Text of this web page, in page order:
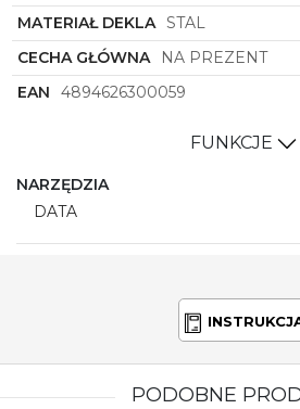
MATERIAŁ DEKLA STAL
CECHA GŁÓWNA
NA PREZENT
EAN
4894626300059
FUNKCJE
NARZĘDZIA
DATA
PODOBNE